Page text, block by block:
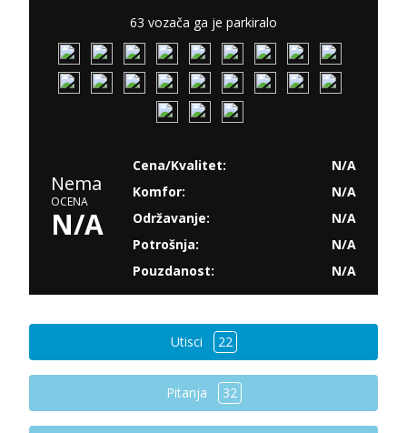
63 vozača ga je parkiralo
Nema
OCENA
N/A
Cena/Kvalitet:
N/A
Komfor:
N/A
Održavanje:
N/A
Potrošnja:
N/A
Pouzdanost:
N/A
Utisci 22
Pitanja 32